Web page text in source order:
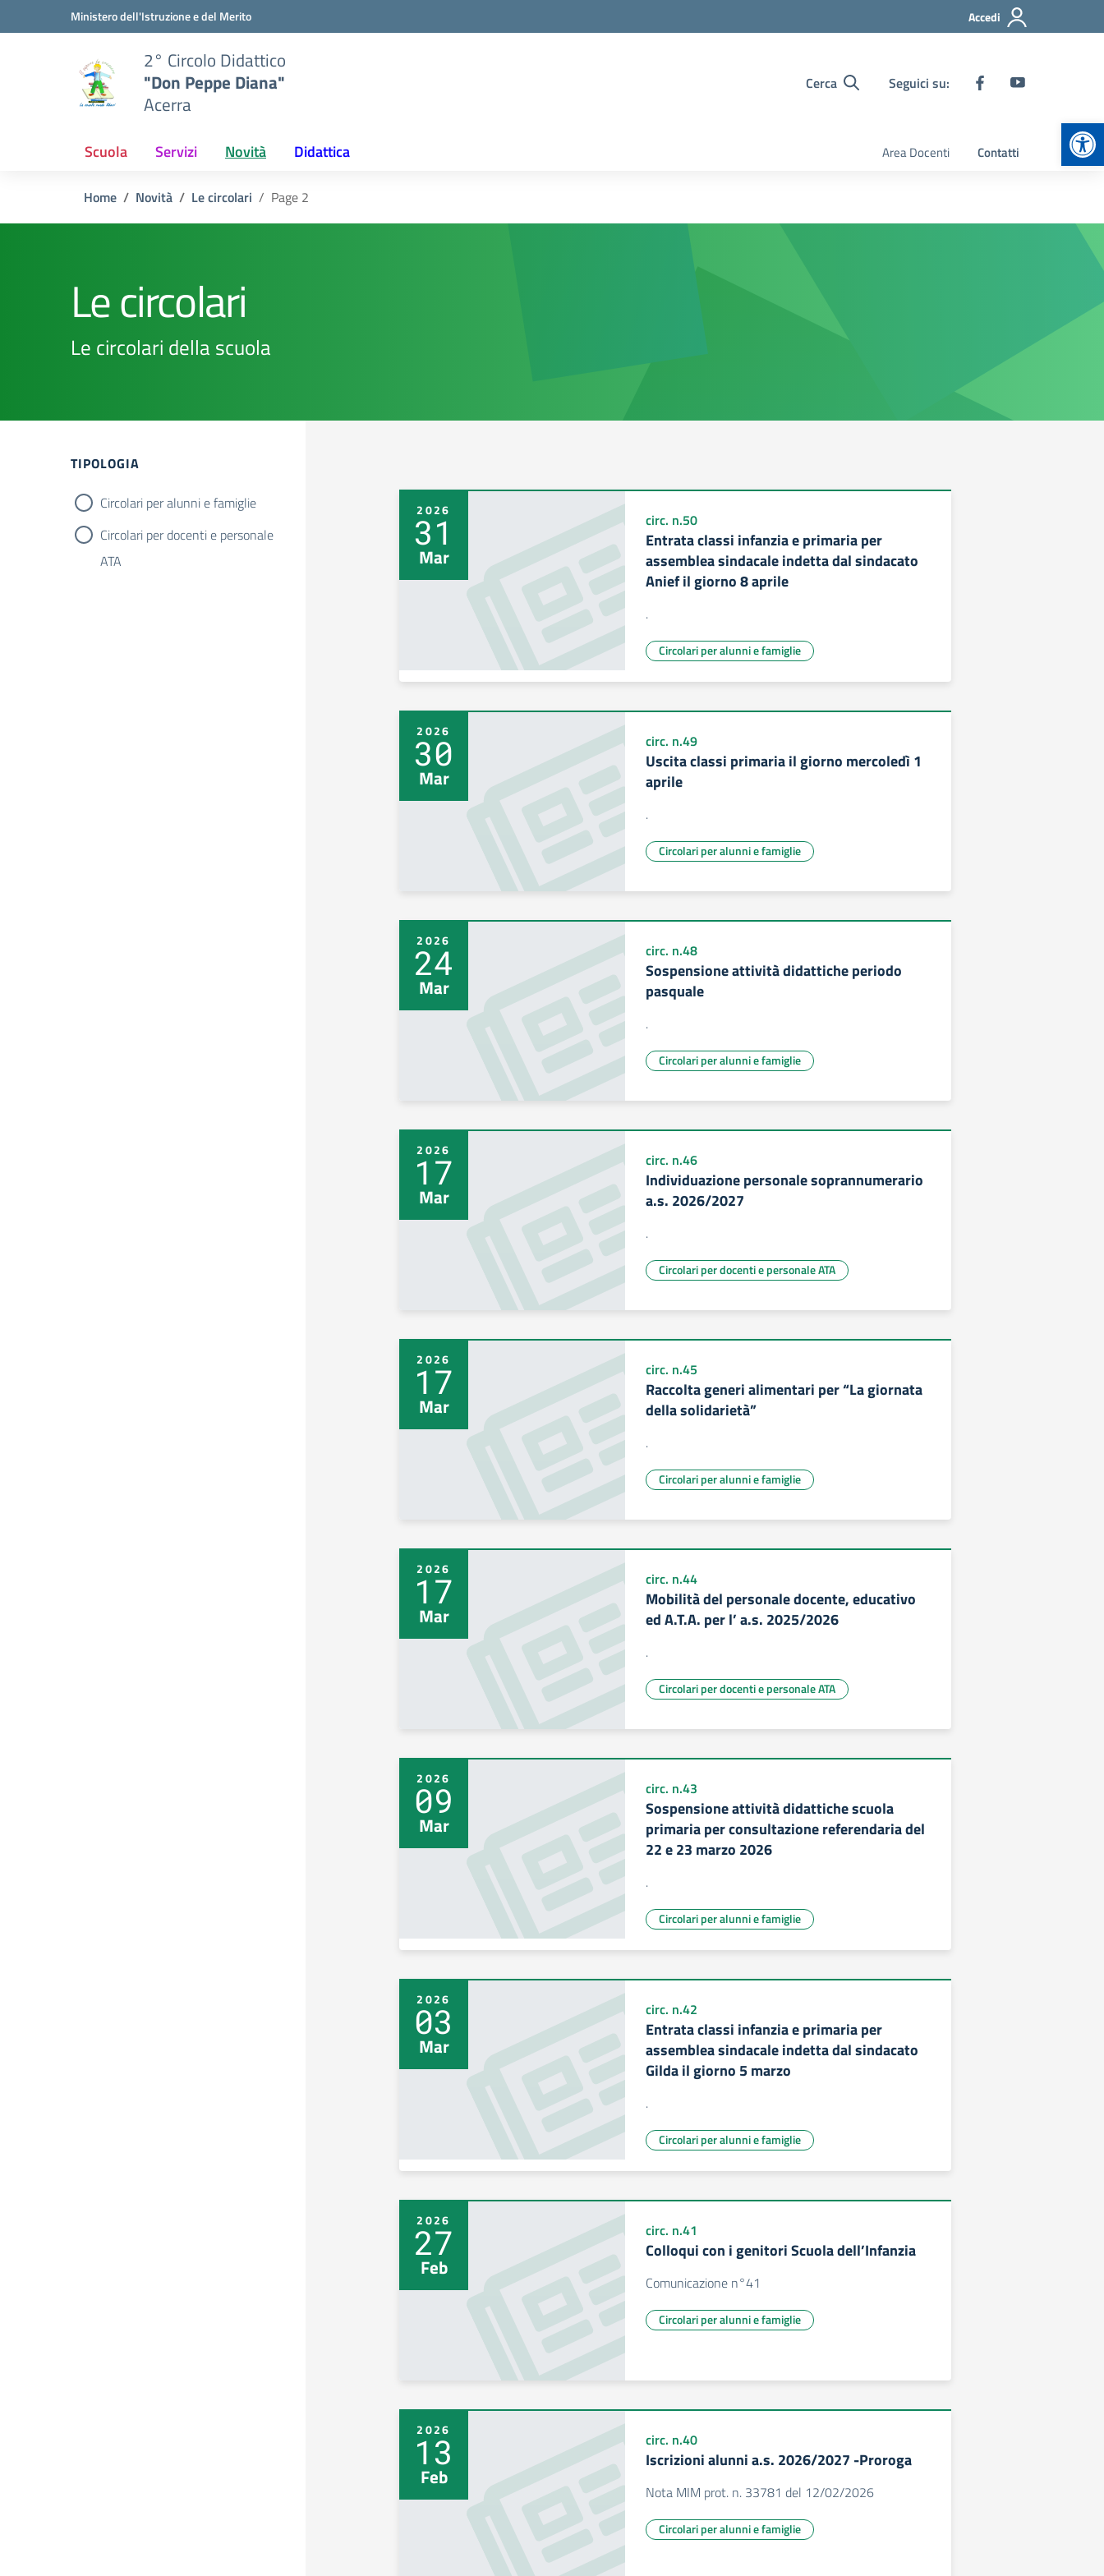
Vai ai contenuti
Vai al menu di navigazioneMinistero dell'Istruzione e del Merito Accedi
2° Circolo Didattico
"Don Peppe Diana"
Acerra
Cerca Seguici su:
Scuola Servizi Novità Didattica Area Docenti Contatti
Home Novità Le circolari Page 2
Le circolari
Le circolari della scuola
Filtri
TIPOLOGIA
Circolari per alunni e famiglie
Circolari per docenti e personale
ATA
2026
31
Mar
circ. n.50
Entrata classi infanzia e primaria per
assemblea sindacale indetta dal sindacato
Anief il giorno 8 aprile
.
Circolari per alunni e famiglie
2026
30
Mar
circ. n.49
Uscita classi primaria il giorno mercoledì 1
aprile
.
Circolari per alunni e famiglie
2026
24
Mar
circ. n.48
Sospensione attività didattiche periodo
pasquale
.
Circolari per alunni e famiglie
2026
17
Mar
circ. n.46
Individuazione personale soprannumerario
a.s. 2026/2027
.
Circolari per docenti e personale ATA
2026
17
Mar
circ. n.45
Raccolta generi alimentari per “La giornata
della solidarietà”
.
Circolari per alunni e famiglie
2026
17
Mar
circ. n.44
Mobilità del personale docente, educativo
ed A.T.A. per l’ a.s. 2025/2026
.
Circolari per docenti e personale ATA
2026
09
Mar
circ. n.43
Sospensione attività didattiche scuola
primaria per consultazione referendaria del
22 e 23 marzo 2026
.
Circolari per alunni e famiglie
2026
03
Mar
circ. n.42
Entrata classi infanzia e primaria per
assemblea sindacale indetta dal sindacato
Gilda il giorno 5 marzo
.
Circolari per alunni e famiglie
2026
27
Feb
circ. n.41
Colloqui con i genitori Scuola dell’Infanzia
Comunicazione n°41
Circolari per alunni e famiglie
2026
13
Feb
circ. n.40
Iscrizioni alunni a.s. 2026/2027 -Proroga
Nota MIM prot. n. 33781 del 12/02/2026
Circolari per alunni e famiglie